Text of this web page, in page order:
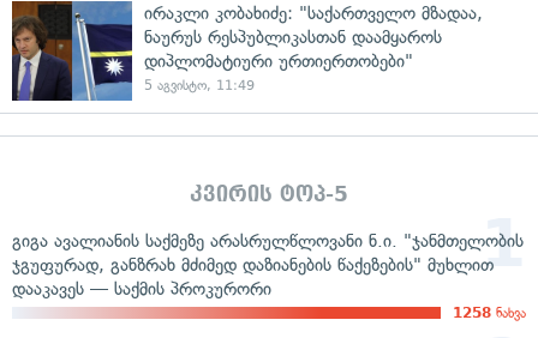
ირაკლი კობახიძე: "საქართველო მზადაა,
ნაურუს რესპუბლიკასთან დაამყაროს
დიპლომატიური ურთიერთობები"
5 აგვისტო, 11:49
კვირის ტოპ-5
გიგა ავალიანის საქმეზე არასრულწლოვანი ნ.ი. "ჯანმთელობის
ჯგუფურად, განზრახ მძიმედ დაზიანების წაქეზების" მუხლით
დააკავეს — საქმის პროკურორი
1258 ნახვა